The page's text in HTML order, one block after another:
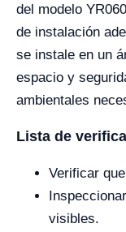
del modelo
de instalación
se instale en un
espacio y
ambientales
Lista de
Verificar
visibles.